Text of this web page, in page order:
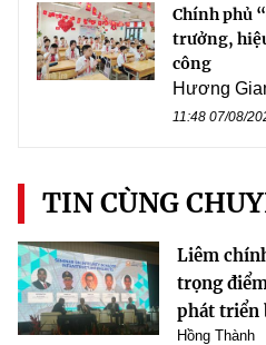
Chính phủ
trưởng,
công
Hương
11:48 07/08/
TIN CÙNG
Liêm
trọng
phát triển
Hồng Thành